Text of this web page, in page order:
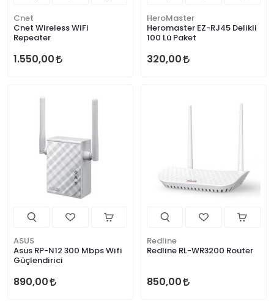
Cnet
Cnet Wireless WiFi
Repeater
1.550,00
HeroMaster
Heromaster EZ-RJ45 Delikli
100 Lü Paket
320,00
ASUS
Asus RP-N12 300 Mbps Wifi
Güçlendirici
890,00
Redline
Redline RL-WR3200 Router
850,00